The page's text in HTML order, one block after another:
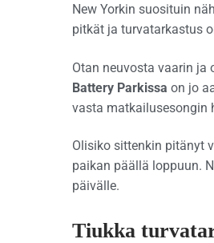
New Yorkin suosituin
pitkät ja turvatarkastus
Otan neuvosta vaarin
Battery Parkissa on jo
vasta matkailusesongin
Olisiko sittenkin pitänyt
paikan päällä loppuun.
päivälle.
Tiukka